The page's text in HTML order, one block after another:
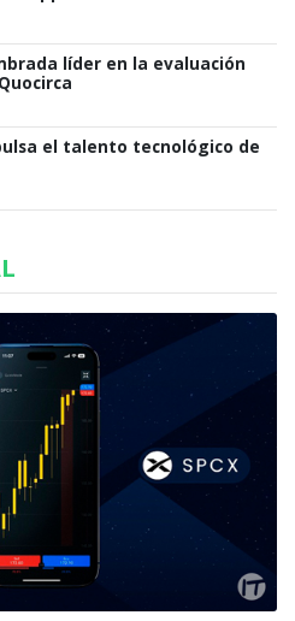
líder en la evaluación
el talento tecnológico de